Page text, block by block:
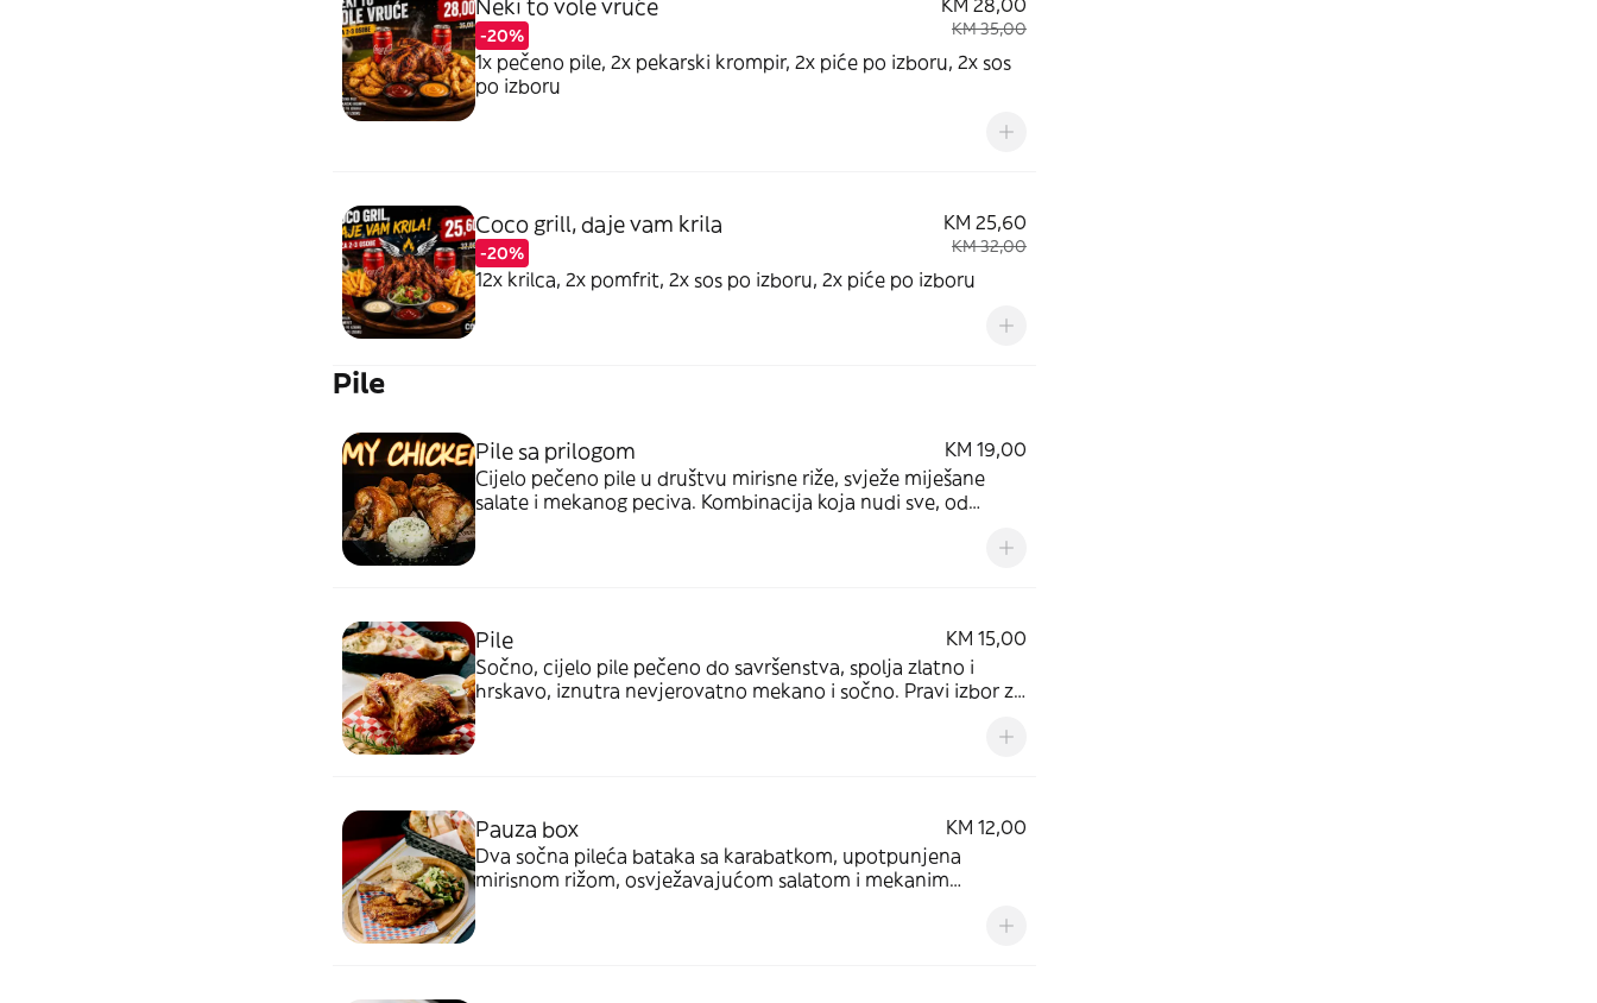
Neki to vole vruće
-20%
KM 28,00
KM 35,00
1x pečeno pile, 2x pekarski krompir, 2x piće po izboru, 2x sos
po izboru
Coco grill, daje vam krila
-20%
KM 25,60
KM 32,00
12x krilca, 2x pomfrit, 2x sos po izboru, 2x piće po izboru
Pile
Pile sa prilogom
KM 19,00
Cijelo pečeno pile u društvu mirisne riže, svježe miješane
salate i mekanog peciva. Kombinacija koja nudi sve, od
Pile
KM 15,00
Sočno, cijelo pile pečeno do savršenstva, spolja zlatno i
hrskavo, iznutra nevjerovatno mekano i sočno. Pravi izbor za
Pauza box
KM 12,00
Dva sočna pileća bataka sa karabatkom, upotpunjena
mirisnom rižom, osvježavajućom salatom i mekanim